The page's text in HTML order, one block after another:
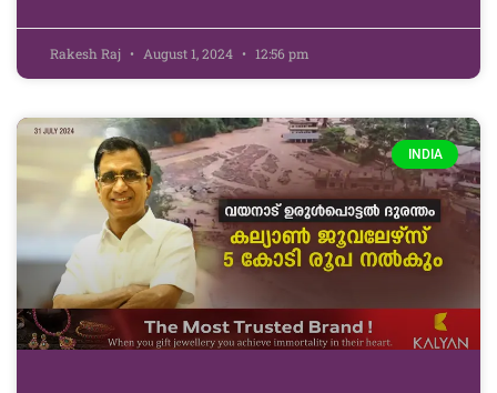
Rakesh Raj August 1, 2024 12:56 pm
INDIA